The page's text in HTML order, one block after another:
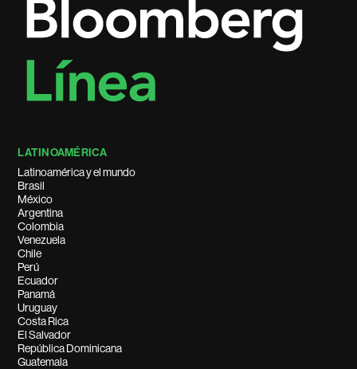
LATINOAMÉRICA
Latinoamérica y el mundo
Brasil
México
Argentina
Colombia
Venezuela
Chile
Perú
Ecuador
Panamá
Uruguay
Costa Rica
El Salvador
República Dominicana
Guatemala